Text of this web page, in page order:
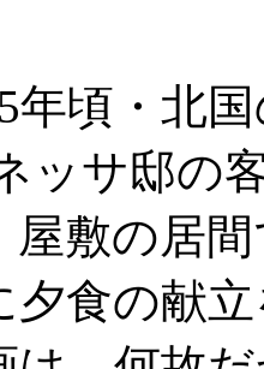
年頃・北
ッサ邸の
敷の居
夕食の献